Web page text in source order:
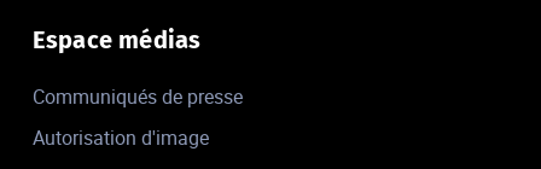
Espace médias
Communiqués de presse
Autorisation d'image